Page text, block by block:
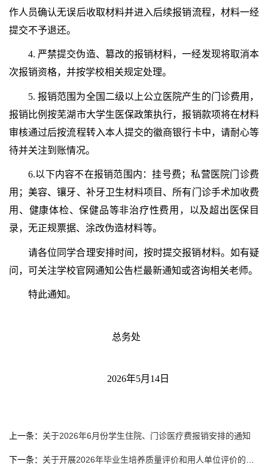
作人员确认无误后收取材料并进入后续报销流程，材料一经
提交不予退还。
4. 严禁提交伪造、篡改的报销材料，一经发现将取消本
次报销资格，并按学校相关规定处理。
5. 报销范围为全国二级以上公立医院产生的门诊费用，
报销比例按芜湖市大学生医保政策执行，报销款项将在材料
审核通过后按流程转入本人提交的徽商银行卡中，请耐心等
待并关注到账情况。
6.以下内容不在报销范围内：挂号费；私营医院门诊费
用；美容、镶牙、补牙卫生材料项目、所有门诊手术加收费
用、健康体检、保健品等非治疗性费用，以及超出医保目
录，无正规票据、涂改伪造材料等。
请各位同学合理安排时间，按时提交报销材料。如有疑
问，可关注学校官网通知公告栏最新通知或咨询相关老师。
特此通知。
总务处
2026年5月14日
上一条： 关于2026年6月份学生住院、门诊医疗费报销安排的通知
下一条： 关于开展2026年毕业生培养质量评价和用人单位评价的通知